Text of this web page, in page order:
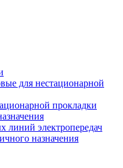
для нестационарной
прокладки
линий электропередач
назначения